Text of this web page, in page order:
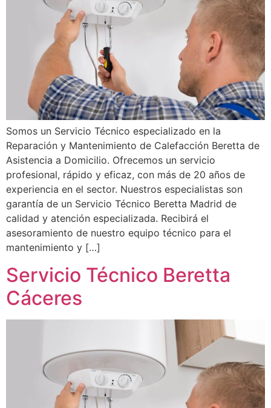
Somos un Servicio Técnico especializado en la
Reparación y Mantenimiento de Calefacción Beretta de
Asistencia a Domicilio. Ofrecemos un servicio
profesional, rápido y eficaz, con más de 20 años de
experiencia en el sector. Nuestros especialistas son
garantía de un Servicio Técnico Beretta Madrid de
calidad y atención especializada. Recibirá el
asesoramiento de nuestro equipo técnico para el
mantenimiento y […]
Servicio Técnico Beretta
Cáceres